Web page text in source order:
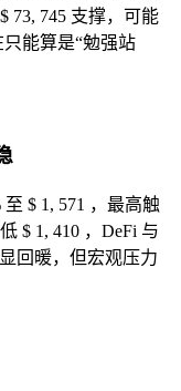
73, 745 支撑，可能
能算是“勉强站
$ 1, 571 ，最高触
$ 1, 410 ，DeFi 与
回暖，但宏观压力